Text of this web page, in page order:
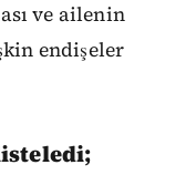
ve ailenin
endişeler